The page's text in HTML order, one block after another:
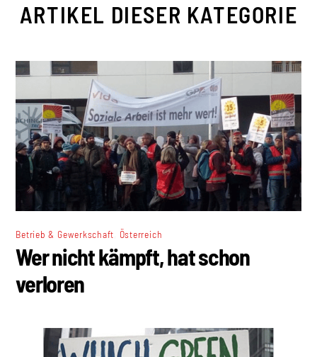
ARTIKEL DIESER KATEGORIE
Betrieb & Gewerkschaft Österreich
Wer nicht kämpft, hat schon
verloren